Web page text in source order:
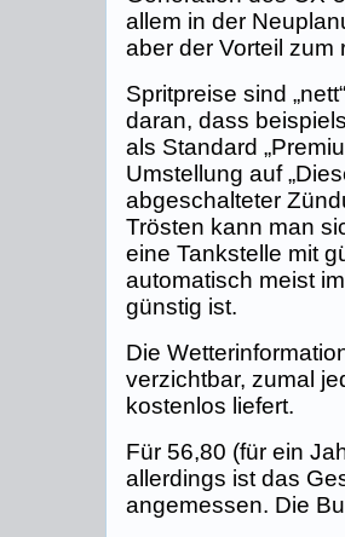
allem in der
aber der Vorteil zum
Spritpreise sind
daran, dass
als Standard
Umstellung auf
abgeschalteter
Trösten kann man
eine Tankstelle mit
automatisch meist
günstig ist.
Die
verzichtbar, zumal
kostenlos liefert.
Für 56,80 (für ein
allerdings ist das
angemessen. Die